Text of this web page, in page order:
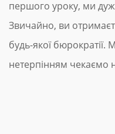
першого уроку, ми
Звичайно, ви
будь-якої
нетерпінням чекаємо